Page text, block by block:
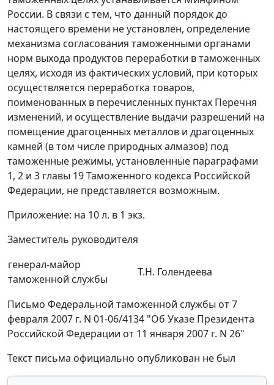
России. В связи с тем, что данный порядок до
настоящего времени не установлен, определение
механизма согласования таможенными органами
норм выхода продуктов переработки в таможенных
целях, исходя из фактических условий, при которых
осуществляется переработка товаров,
поименованных в перечисленных пунктах Перечня
изменений, и осуществление выдачи разрешений на
помещение драгоценных металлов и драгоценных
камней (в том числе природных алмазов) под
таможенные режимы, установленные параграфами
1, 2 и 3 главы 19 Таможенного кодекса Российской
Федерации, не представляется возможным.
Приложение: на 10 л. в 1 экз.
Заместитель руководителя
генерал-майор
таможенной службы
Т.Н. Голендеева
Письмо Федеральной таможенной службы от 7
февраля 2007 г. N 01-06/4134 "Об Указе Президента
Российской Федерации от 11 января 2007 г. N 26"
Текст письма официально опубликован не был